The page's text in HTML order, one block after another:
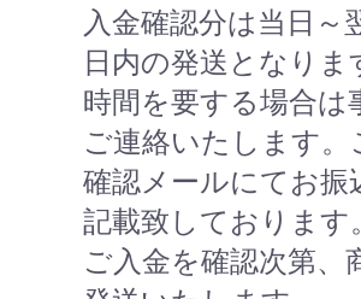
入金確認分は当日～
日内の発送となりま
時間を要する場合は
ご連絡いたします。
確認メールにてお振
記載致しております。
ご入金を確認次第、